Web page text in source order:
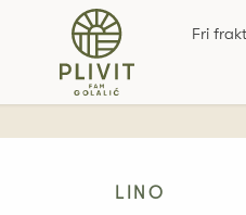
Fri
LINO